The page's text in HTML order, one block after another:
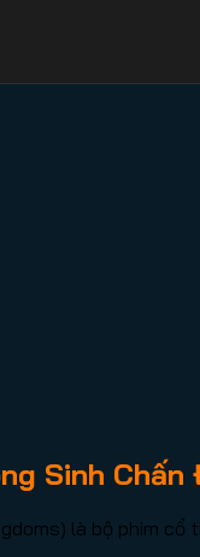
Sinh
là bộ phim